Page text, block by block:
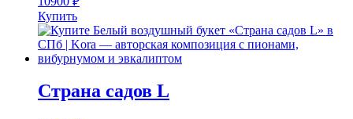
Купить
Страна садов L